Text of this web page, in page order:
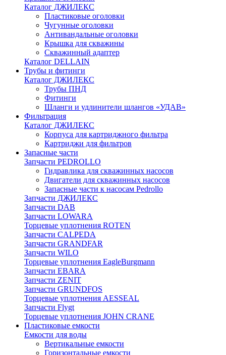
Каталог ДЖИЛЕКС
Пластиковые оголовки
Чугунные оголовки
Антивандальные оголовки
Крышка для скважины
Скважинный адаптер
Каталог DELLAIN
Трубы и фитинги
Каталог ДЖИЛЕКС
Трубы ПНД
Фитинги
Шланги и удлинители шлангов «УДАВ»
Фильтрация
Каталог ДЖИЛЕКС
Корпуса для картриджного фильтра
Картриджи для фильтров
Запасные части
Запчасти PEDROLLO
Гидравлика для скважинных насосов
Двигатели для скважинных насосов
Запасные части к насосам Pedrollo
Запчасти ДЖИЛЕКС
Запчасти DAB
Запчасти LOWARA
Торцевые уплотнения ROTEN
Запчасти CALPEDA
Запчасти GRANDFAR
Запчасти WILO
Торцевые уплотнения EagleBurgmann
Запчасти EBARA
Запчасти ZENIT
Запчасти GRUNDFOS
Торцевые уплотнения AESSEAL
Запчасти Flygt
Торцевые уплотнения JOHN CRANE
Пластиковые емкости
Емкости для воды
Вертикальные емкости
Горизонтальные емкости